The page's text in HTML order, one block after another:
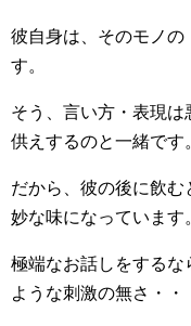
彼自身は、そのモノ
す。
そう、言い方・表現
供えするのと一緒です
だから、彼の後に飲
妙な味になっています
極端なお話しをするな
ような刺激の無さ・・